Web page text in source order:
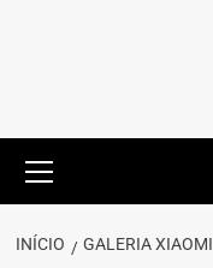
principal
INÍCIO GALERIA XIAOMI